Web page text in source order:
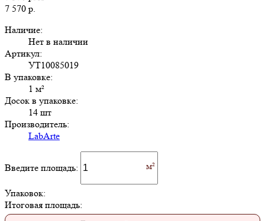
7 570 р.
Наличие:
Нет в наличии
Артикул:
УТ10085019
В упаковке:
1 м²
Досок в упаковке:
14 шт
Производитель:
LabArte
Введите площадь:
Упаковок:
Итоговая площадь: